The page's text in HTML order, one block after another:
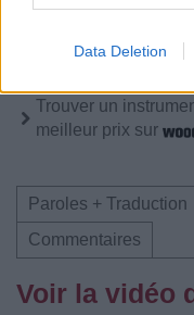
Data Deletion
Télécharger
Trouver un
meilleur prix sur
Paroles + Traduction
Commentaires
Voir la vidéo